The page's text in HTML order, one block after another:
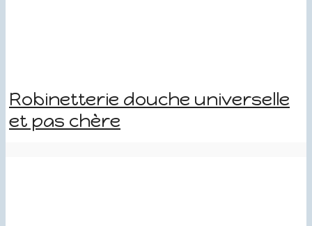
Robinetterie douche universelle
et pas chère